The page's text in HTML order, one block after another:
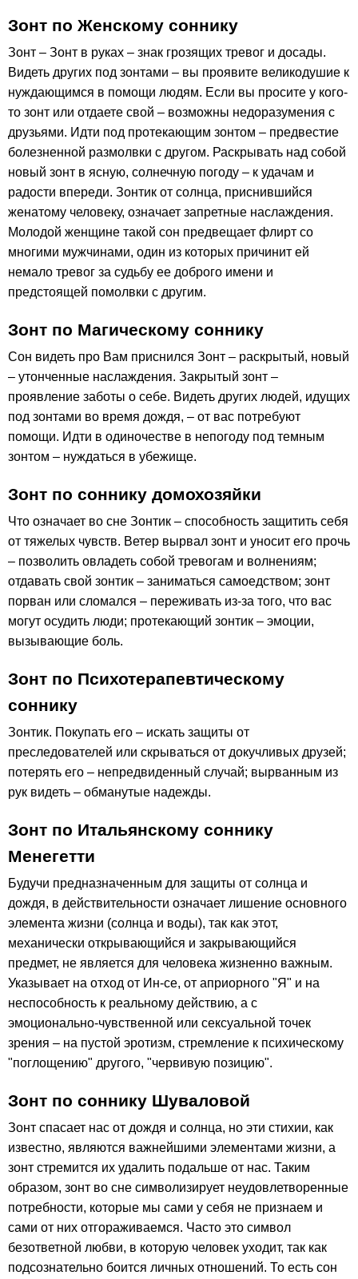
Зонт по Женскому соннику
Зонт – Зонт в руках – знак грозящих тревог и досады.
Видеть других под зонтами – вы проявите великодушие к
нуждающимся в помощи людям. Если вы просите у кого-
то зонт или отдаете свой – возможны недоразумения с
друзьями. Идти под протекающим зонтом – предвестие
болезненной размолвки с другом. Раскрывать над собой
новый зонт в ясную, солнечную погоду – к удачам и
радости впереди. Зонтик от солнца, приснившийся
женатому человеку, означает запретные наслаждения.
Молодой женщине такой сон предвещает флирт со
многими мужчинами, один из которых причинит ей
немало тревог за судьбу ее доброго имени и
предстоящей помолвки с другим.
Зонт по Магическому соннику
Сон видеть про Вам приснился Зонт – раскрытый, новый
– утонченные наслаждения. Закрытый зонт –
проявление заботы о себе. Видеть других людей, идущих
под зонтами во время дождя, – от вас потребуют
помощи. Идти в одиночестве в непогоду под темным
зонтом – нуждаться в убежище.
Зонт по соннику домохозяйки
Что означает во сне Зонтик – способность защитить себя
от тяжелых чувств. Ветер вырвал зонт и уносит его прочь
– позволить овладеть собой тревогам и волнениям;
отдавать свой зонтик – заниматься самоедством; зонт
порван или сломался – переживать из-за того, что вас
могут осудить люди; протекающий зонтик – эмоции,
вызывающие боль.
Зонт по Психотерапевтическому
соннику
Зонтик. Покупать его – искать защиты от
преследователей или скрываться от докучливых друзей;
потерять его – непредвиденный случай; вырванным из
рук видеть – обманутые надежды.
Зонт по Итальянскому соннику
Менегетти
Будучи предназначенным для защиты от солнца и
дождя, в действительности означает лишение основного
элемента жизни (солнца и воды), так как этот,
механически открывающийся и закрывающийся
предмет, не является для человека жизненно важным.
Указывает на отход от Ин-се, от априорного "Я" и на
неспособность к реальному действию, а с
эмоционально-чувственной или сексуальной точек
зрения – на пустой эротизм, стремление к психическому
"поглощению" другого, "червивую позицию".
Зонт по соннику Шуваловой
Зонт спасает нас от дождя и солнца, но эти стихии, как
известно, являются важнейшими элементами жизни, а
зонт стремится их удалить подальше от нас. Таким
образом, зонт во сне символизирует неудовлетворенные
потребности, которые мы сами у себя не признаем и
сами от них отгораживаемся. Часто это символ
безответной любви, в которую человек уходит, так как
подсознательно боится личных отношений. То есть сон